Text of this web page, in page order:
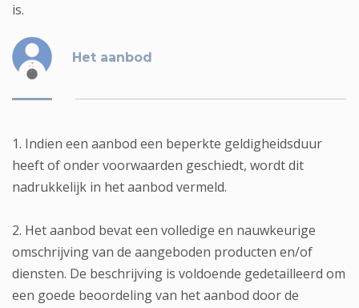
is.
Het aanbod
1. Indien een aanbod een beperkte geldigheidsduur
heeft of onder voorwaarden geschiedt, wordt dit
nadrukkelijk in het aanbod vermeld.
2. Het aanbod bevat een volledige en nauwkeurige
omschrijving van de aangeboden producten en/of
diensten. De beschrijving is voldoende gedetailleerd om
een goede beoordeling van het aanbod door de